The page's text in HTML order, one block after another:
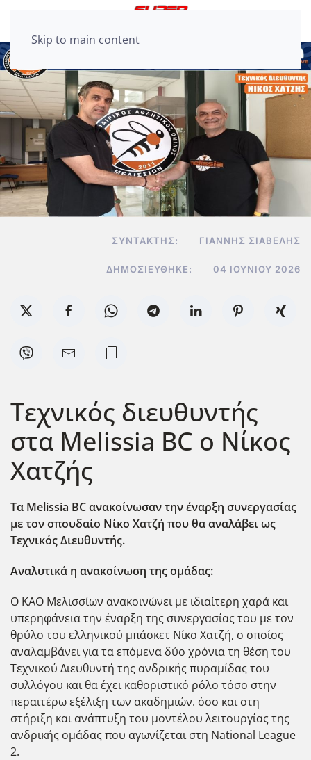
Skip to main content
ΣΥΝΤΆΚΤΗΣ: ΓΙΆΝΝΗΣ ΣΙΑΒΕΛΉΣ
ΔΗΜΟΣΙΕΎΘΗΚΕ: 04 ΙΟΥΝΊΟΥ 2026
Τεχνικός διευθυντής
στα Melissia BC o Nίκος
Χατζής
Τα Melissia BC ανακοίνωσαν την έναρξη συνεργασίας
με τον σπουδαίο Νίκο Χατζή που θα αναλάβει ως
Τεχνικός Διευθυντής.
Αναλυτικά η ανακοίνωση της ομάδας:
Ο ΚΑΟ Μελισσίων ανακοινώνει με ιδιαίτερη χαρά και
υπερηφάνεια την έναρξη της συνεργασίας του με τον
θρύλο του ελληνικού μπάσκετ Νίκο Χατζή, ο οποίος
αναλαμβάνει για τα επόμενα δύο χρόνια τη θέση του
Τεχνικού Διευθυντή της ανδρικής πυραμίδας του
συλλόγου και θα έχει καθοριστικό ρόλο τόσο στην
περαιτέρω εξέλιξη των ακαδημιών. όσο και στη
στήριξη και ανάπτυξη του μοντέλου λειτουργίας της
ανδρικής ομάδας που αγωνίζεται στη National League
2.